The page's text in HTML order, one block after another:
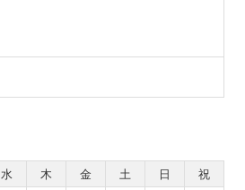
水 木 金 土 日
祝